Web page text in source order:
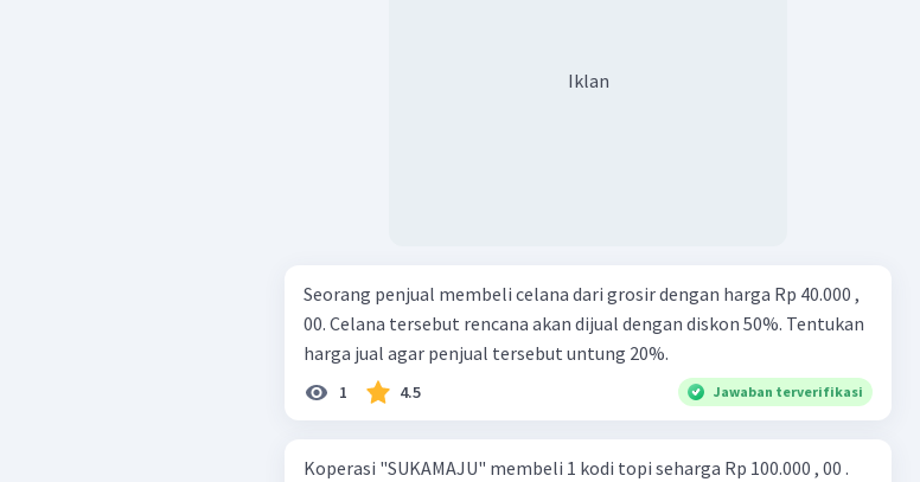
Iklan
Seorang penjual membeli celana dari grosir dengan harga Rp 40.000 ,
00. Celana tersebut rencana akan dijual dengan diskon 50%. Tentukan
harga jual agar penjual tersebut untung 20%.
1 4.5 Jawaban terverifikasi
Koperasi "SUKAMAJU" membeli 1 kodi topi seharga Rp 100.000 , 00 .